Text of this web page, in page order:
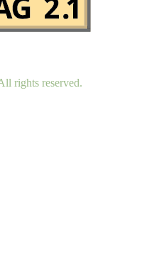
rights reserved.